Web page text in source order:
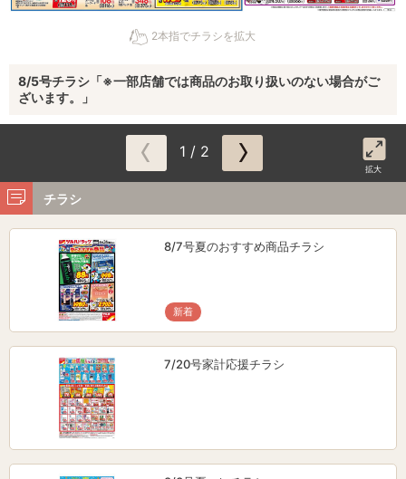
2本指でチラシを拡大
8/5号チラシ「※一部店舗では商品のお取り扱いのない場合がご
ざいます。」
1 / 2
拡大
チラシ
8/7号夏のおすすめ商品チラシ
新着
7/20号家計応援チラシ